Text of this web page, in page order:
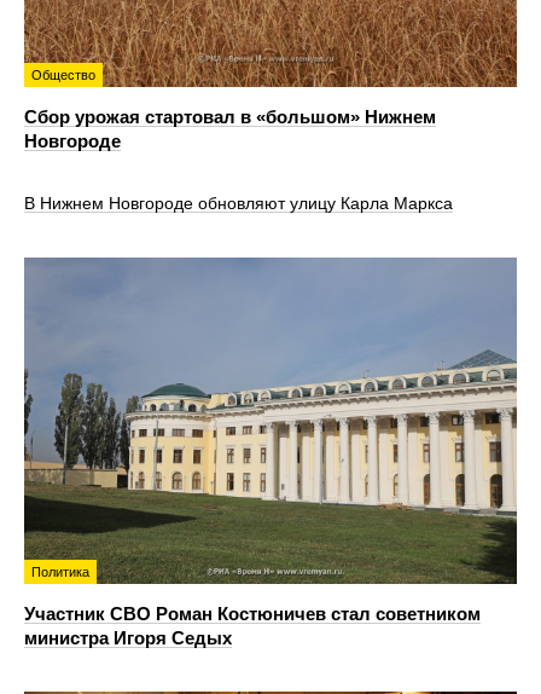
Общество
Сбор урожая стартовал в «большом» Нижнем
Новгороде
В Нижнем Новгороде обновляют улицу Карла Маркса
Политика
Участник СВО Роман Костюничев стал советником
министра Игоря Седых